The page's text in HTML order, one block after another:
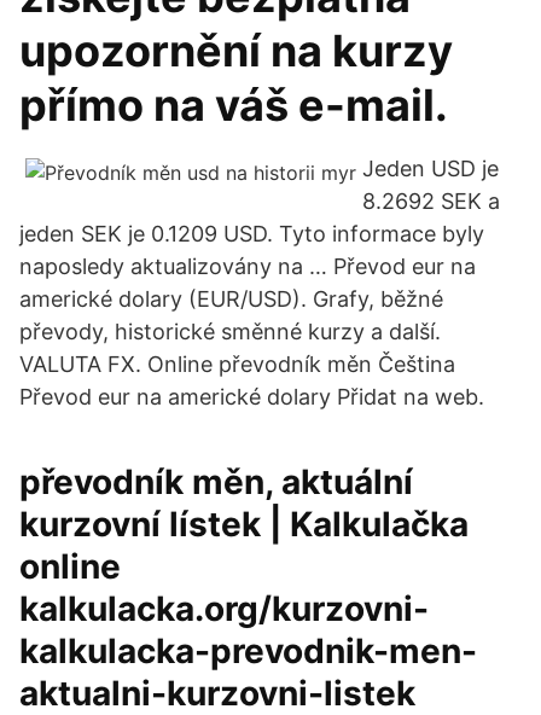
upozornění na kurzy
přímo na váš e-mail.
Jeden USD je
8.2692 SEK a
jeden SEK je 0.1209 USD. Tyto informace byly
naposledy aktualizovány na … Převod eur na
americké dolary (EUR/USD). Grafy, běžné
převody, historické směnné kurzy a další.
VALUTA FX. Online převodník měn Čeština
Převod eur na americké dolary Přidat na web.
převodník měn, aktuální
kurzovní lístek | Kalkulačka
online
kalkulacka.org/kurzovni-
kalkulacka-prevodnik-men-
aktualni-kurzovni-listek